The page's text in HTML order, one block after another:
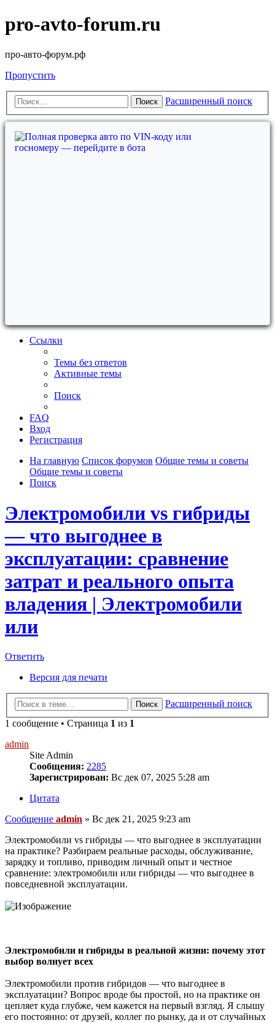
pro-avto-forum.ru
про-авто-форум.рф
Пропустить
Поиск Расширенный поиск
Ссылки
Темы без ответов
Активные темы
Поиск
FAQ
Вход
Регистрация
На главную Список форумов Общие темы и советы
Общие темы и советы
Поиск
Электромобили vs гибриды
— что выгоднее в
эксплуатации: сравнение
затрат и реального опыта
владения | Электромобили
или
Ответить
Версия для печати
Поиск
Расширенный поиск
1 сообщение • Страница 1 из 1
admin
Site Admin
Сообщения: 2285
Зарегистрирован: Вс дек 07, 2025 5:28 am
Цитата
Сообщение admin » Вс дек 21, 2025 9:23 am
Электромобили vs гибриды — что выгоднее в эксплуатации
на практике? Разбираем реальные расходы, обслуживание,
зарядку и топливо, приводим личный опыт и честное
сравнение: электромобили или гибриды — что выгоднее в
повседневной эксплуатации.
Электромобили и гибриды в реальной жизни: почему этот
выбор волнует всех
Электромобили против гибридов — что выгоднее в
эксплуатации? Вопрос вроде бы простой, но на практике он
цепляет куда глубже, чем кажется на первый взгляд. Я слышу
его постоянно: от друзей, коллег по рынку, да и от случайных